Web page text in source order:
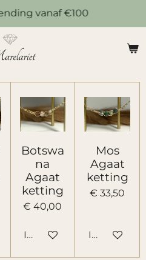
vanaf €100
Botswa
na
Agaat
ketting
€ 40,00
In winkelwagen
Mos
Agaat
ketting
€ 33,50
In